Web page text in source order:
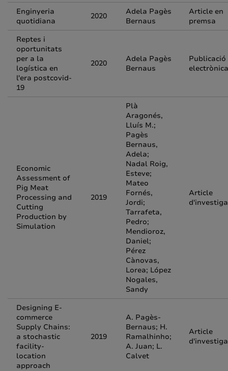
Enginyeria
quotidiana
2020
Adela Pagès
Bernaus
Article en
premsa
Reptes i
oportunitats
per a la
logística en
l'era postcovid-
19
2020
Adela Pagès
Bernaus
Publicació
electrònica
Economic
Assessment of
Pig Meat
Processing and
Cutting
Production by
Simulation
2019
Plà
Aragonés,
Lluís M.;
Pagès
Bernaus,
Adela;
Nadal Roig,
Esteve;
Mateo
Fornés,
Jordi;
Tarrafeta,
Pedro;
Mendioroz,
Daniel;
Pérez
Cànovas,
Lorea; López
Nogales,
Sandy
Article
Designing E-
commerce
Supply Chains:
a stochastic
facility-
location
approach
2019
A. Pagès-
Bernaus; H.
Ramalhinho;
A. Juan; L.
Calvet
Article